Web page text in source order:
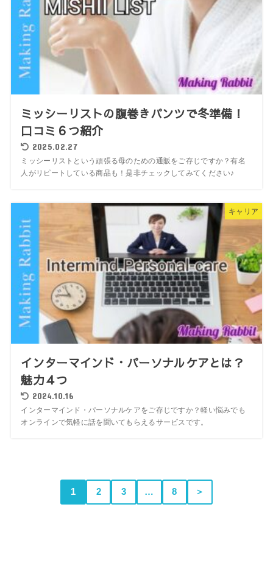
ミッシーリストの腹巻きパンツで冬準備！
口コミ６つ紹介
2025.02.27
ミッシーリストという頑張る母のための通販をご存じですか？有名
人がリピートしている商品も！是非チェックしてみてください♪
キャリア
インターマインド・パーソナルケアとは？
魅力４つ
2024.10.16
インターマインド・パーソナルケアをご存じですか？軽い悩みでも
オンラインで気軽に話を聞いてもらえるサービスです。
1 2 3 … 8 ＞